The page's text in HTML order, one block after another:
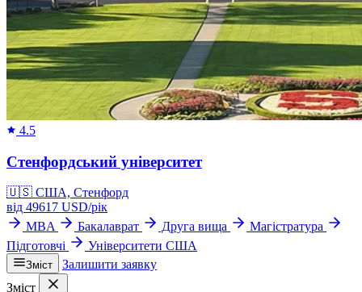
4.5
Стенфордський університет
🇺🇸 США, Стенфорд
від 49617 USD/рік
MBA
Бакалаврат Друга вища
Магістратура
Підготовчі
Університети США
Зміст
Залишити заявку
Зміст